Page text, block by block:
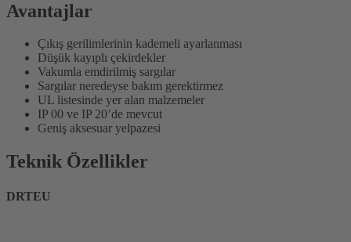
Avantajlar
Çıkış gerilimlerinin kademeli ayarlanması
Düşük kayıplı çekirdekler
Vakumla emdirilmiş sargılar
Sargılar neredeyse bakım gerektirmez
UL listesinde yer alan malzemeler
IP 00 ve IP 20’de mevcut
Geniş aksesuar yelpazesi
Teknik Özellikler
DRTEU